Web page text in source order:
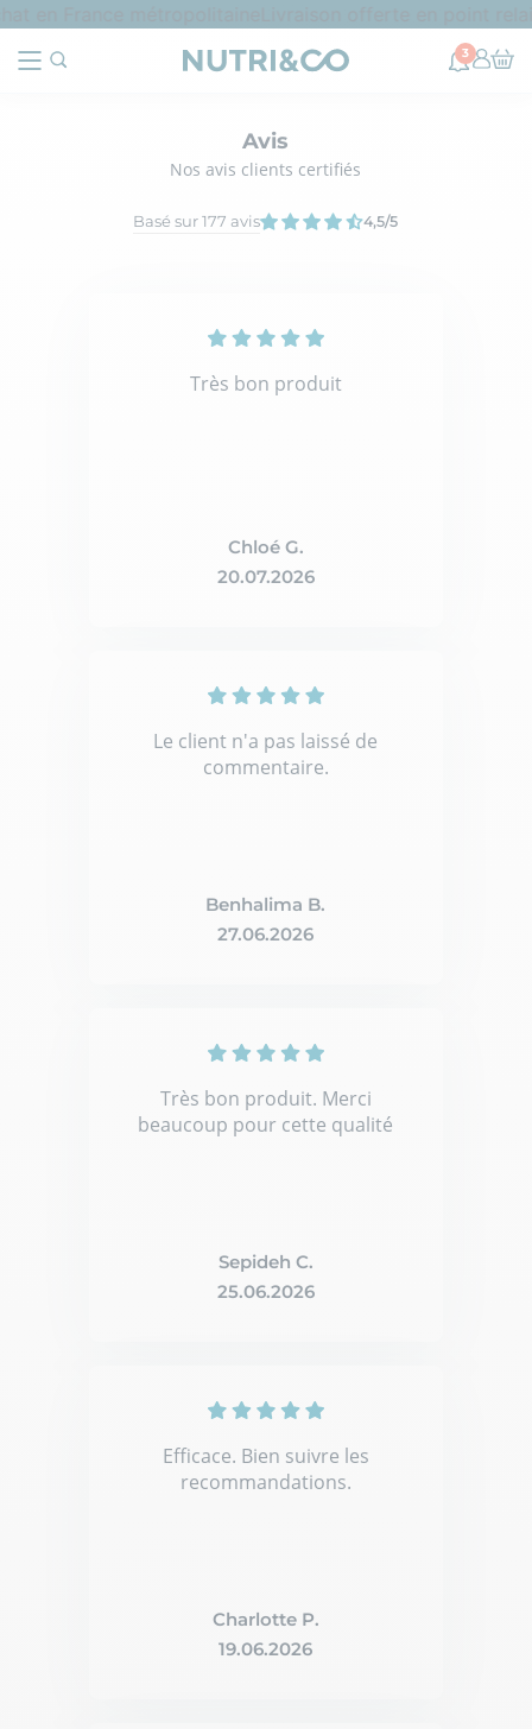
3
Avis
Nos avis clients certifiés
4,5/5
Basé sur 177 avis
Très bon produit
Chloé G.
20.07.2026
Le client n'a pas laissé de
commentaire.
Benhalima B.
27.06.2026
Très bon produit. Merci
beaucoup pour cette qualité
Sepideh C.
25.06.2026
Efficace. Bien suivre les
recommandations.
Charlotte P.
19.06.2026